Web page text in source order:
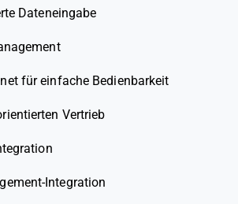
Dateneingabe
für einfache Bedienbarkeit
Vertrieb
Integration